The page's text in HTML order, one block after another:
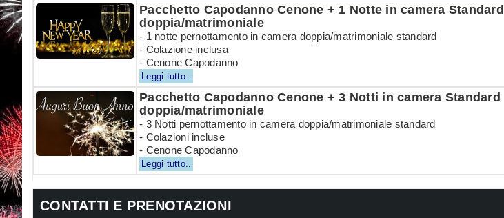
Pacchetto Capodanno Cenone + 1 Notte in camera Standard
doppia/matrimoniale
- 1 notte pernottamento in camera doppia/matrimoniale standard
- Colazione inclusa
- Cenone Capodanno
Leggi tutto..
Pacchetto Capodanno Cenone + 3 Notti in camera Standard
doppia/matrimoniale
- 3 Notti pernottamento in camera doppia/matrimoniale standard
- Colazioni incluse
- Cenone Capodanno
Leggi tutto..
CONTATTI E PRENOTAZIONI